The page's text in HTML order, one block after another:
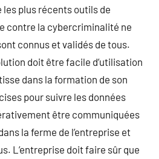
plus récents outils de
contre la cybercriminalité ne
connus et validés de tous.
doit être facile d’utilisation
dans la formation de son
pour suivre les données
être communiquées
la ferme de l’entreprise et
L’entreprise doit faire sûr que